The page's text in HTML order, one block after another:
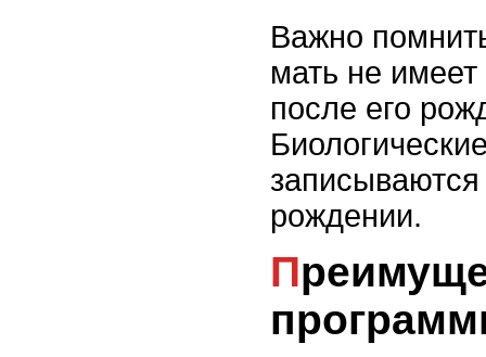
Важно
мать не
после его
записываются
рождении.
Преимущества